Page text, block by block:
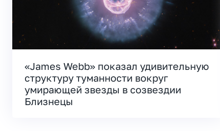
«James Webb» показал удивительную
структуру туманности вокруг
умирающей звезды в созвездии
Близнецы